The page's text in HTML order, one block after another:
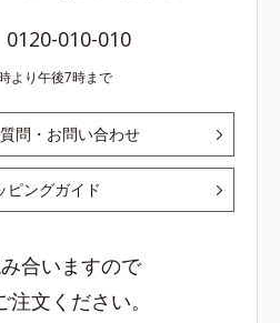
0120-010-010
より午後7時まで
問・お問い合わせ
ピングガイド
合いますので
文ください。